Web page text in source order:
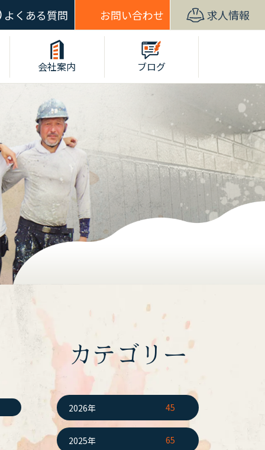
よくある質問 お問い合わせ 求人情報
会社案内 ブログ
カテゴリー
2026年 45
2025年 65